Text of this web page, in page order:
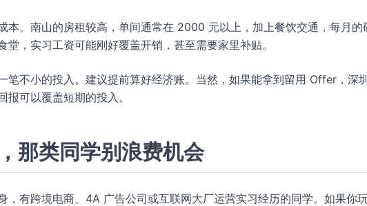
本。南山的房租较高，单间通常在 2000 元以上，加上餐饮交通，每月的
，实习工资可能刚好覆盖开销，甚至需要家里补贴。
笔不小的投入。建议提前算好经济账。当然，如果能拿到留用 Offer，深
可以覆盖短期的投入。
那类同学别浪费机会
，有跨境电商、4A 广告公司或互联网大厂运营实习经历的同学。如果你